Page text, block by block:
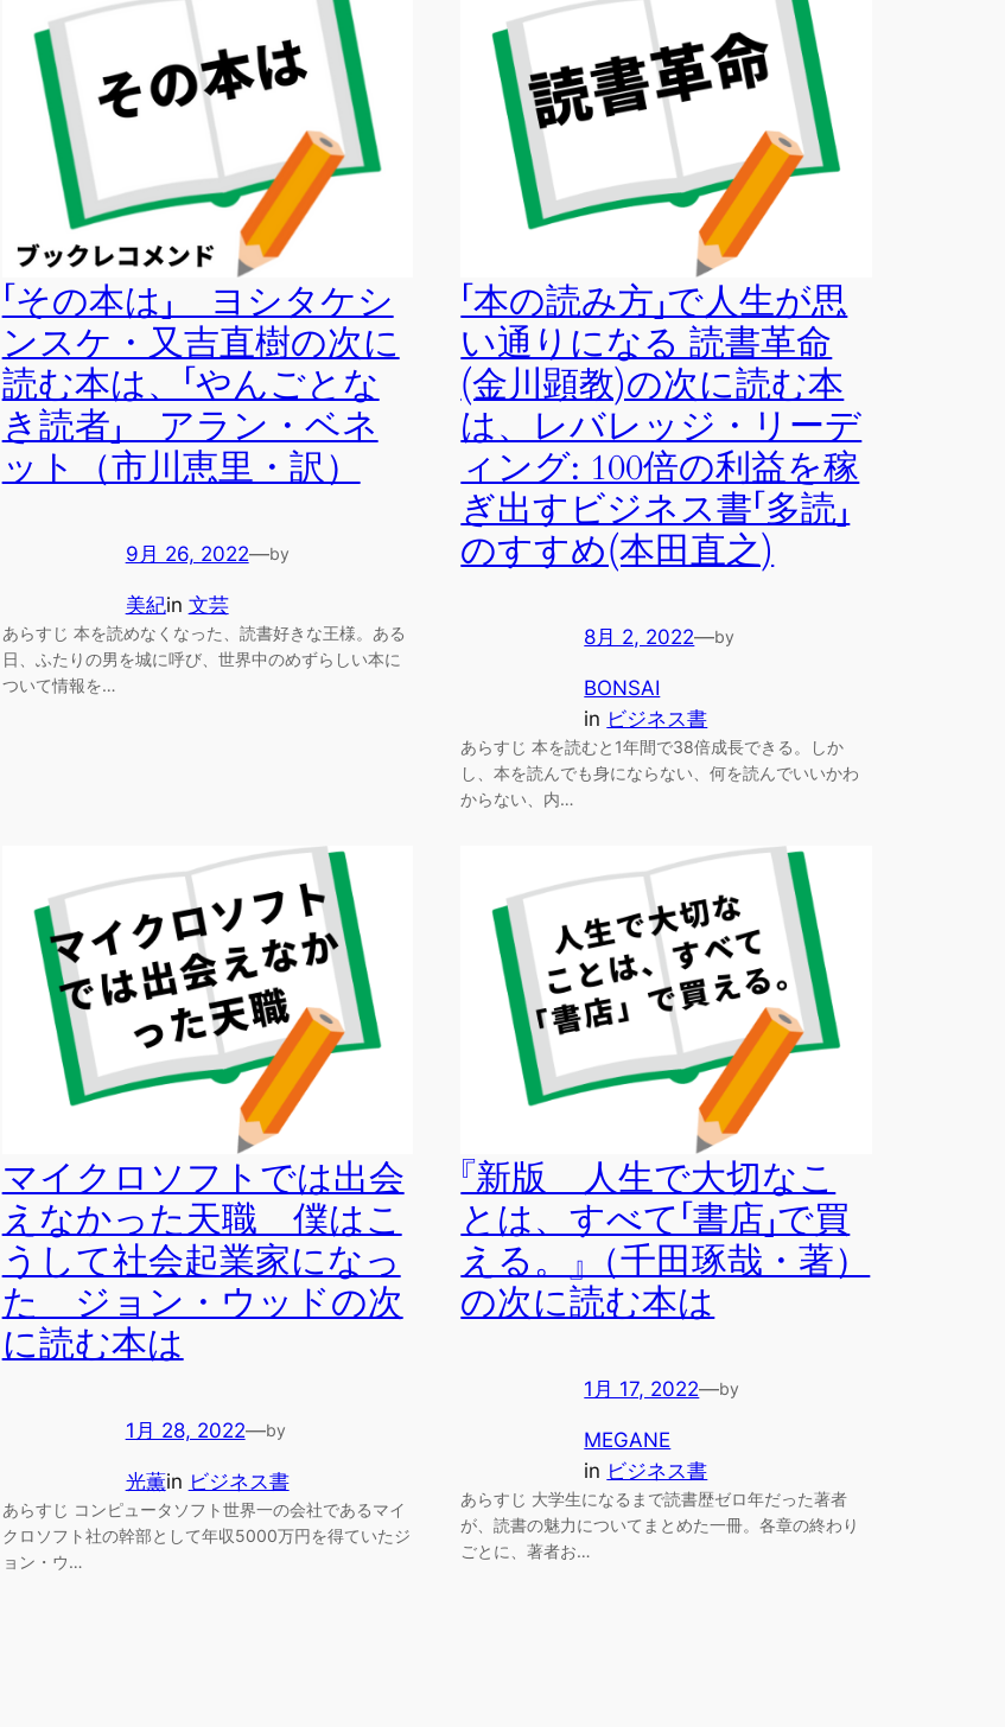
「その本は」 ヨシタケシ
ンスケ・又吉直樹の次に
読む本は、「やんごとな
き読者」 アラン・ベネ
ット（市川恵里・訳）
9月 26, 2022—by
美紀in 文芸
あらすじ 本を読めなくなった、読書好きな王様。ある
日、ふたりの男を城に呼び、世界中のめずらしい本に
ついて情報を…
「本の読み方」で人生が思
い通りになる 読書革命
(金川顕教)の次に読む本
は、レバレッジ・リーデ
ィング: 100倍の利益を稼
ぎ出すビジネス書「多読」
のすすめ(本田直之)
8月 2, 2022—by
BONSAI
in ビジネス書
あらすじ 本を読むと1年間で38倍成長できる。しか
し、本を読んでも身にならない、何を読んでいいかわ
からない、内…
マイクロソフトでは出会
えなかった天職 僕はこ
うして社会起業家になっ
た ジョン・ウッドの次
に読む本は
1月 28, 2022—by
光薫in ビジネス書
あらすじ コンピュータソフト世界一の会社であるマイ
クロソフト社の幹部として年収5000万円を得ていたジ
ョン・ウ…
『新版 人生で大切なこ
とは、すべて「書店」で買
える。』（千田琢哉・著）
の次に読む本は
1月 17, 2022—by
MEGANE
in ビジネス書
あらすじ 大学生になるまで読書歴ゼロ年だった著者
が、読書の魅力についてまとめた一冊。各章の終わり
ごとに、著者お…